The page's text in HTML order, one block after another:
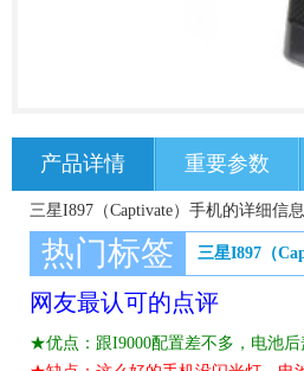
产品详情 重要参数
三星I897（Captivate）手机的详细信息
热门标签 三星I897（
网友最认可的点评
★优点：跟I9000配置差不多，电池